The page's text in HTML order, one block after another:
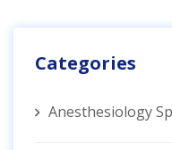
Categories
Anesthesiology